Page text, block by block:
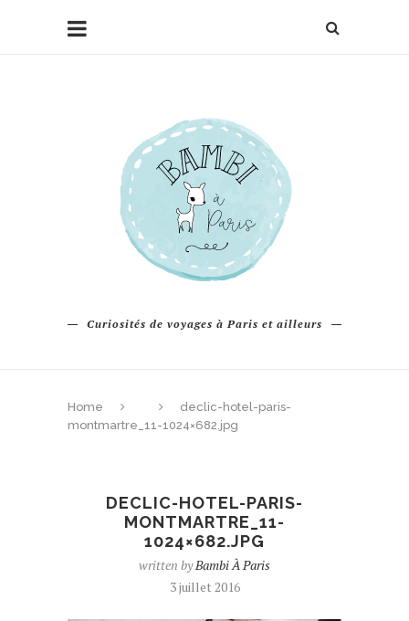
Curiosités de voyages à Paris et ailleurs
Home
declic-hotel-paris-
montmartre_11-1024×682.jpg
DECLIC-HOTEL-PARIS-
MONTMARTRE_11-
1024×682.JPG
written byBambi À Paris
3 juillet 2016